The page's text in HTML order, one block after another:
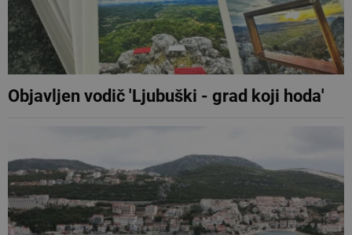
Objavljen vodič 'Ljubuški - grad koji hoda'